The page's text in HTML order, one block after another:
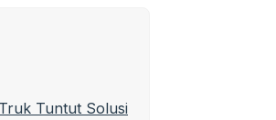
Tuntut Solusi